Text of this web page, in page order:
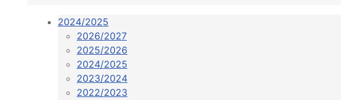
2024/2025
2026/2027
2025/2026
2024/2025
2023/2024
2022/2023